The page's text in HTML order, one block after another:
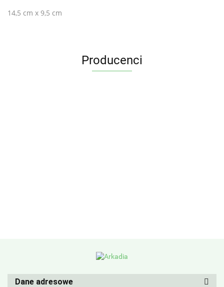
14,5 cm x 9,5 cm
Producenci
Dane adresowe